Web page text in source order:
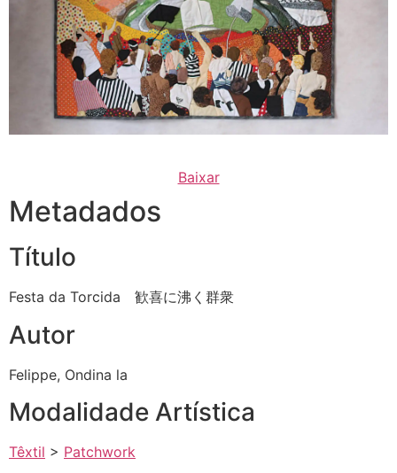
Baixar
Metadados
Título
Festa da Torcida 歓喜に沸く群衆
Autor
Felippe, Ondina la
Modalidade Artística
Têxtil > Patchwork